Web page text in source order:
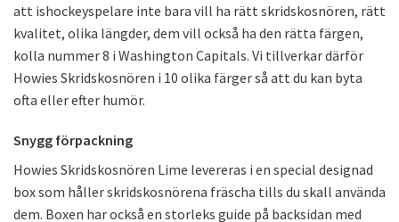
att ishockeyspelare inte bara vill ha rätt skridskosnören, rätt
kvalitet, olika längder, dem vill också ha den rätta färgen,
kolla nummer 8 i Washington Capitals. Vi tillverkar därför
Howies Skridskosnören i 10 olika färger så att du kan byta
ofta eller efter humör.
Snygg förpackning
Howies Skridskosnören Lime levereras i en special designad
box som håller skridskosnörena fräscha tills du skall använda
dem. Boxen har också en storleks guide på backsidan med